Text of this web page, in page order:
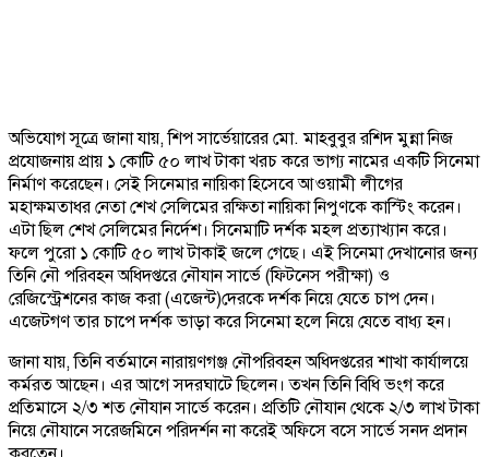
অভিযোগ সূত্রে জানা যায়, শিপ সার্ভেয়ারের মো. মাহবুবুর রশিদ মুন্না নিজ
প্রযোজনায় প্রায় ১ কোটি ৫০ লাখ টাকা খরচ করে ভাগ্য নামের একটি সিনেমা
নির্মাণ করেছেন। সেই সিনেমার নায়িকা হিসেবে আওয়ামী লীগের
মহাক্ষমতাধর নেতা শেখ সেলিমের রক্ষিতা নায়িকা নিপুণকে কাস্টিং করেন।
এটা ছিল শেখ সেলিমের নির্দেশ। সিনেমাটি দর্শক মহল প্রত্যাখ্যান করে।
ফলে পুরো ১ কোটি ৫০ লাখ টাকাই জলে গেছে। এই সিনেমা দেখানোর জন্য
তিনি নৌ পরিবহন অধিদপ্তরে নৌযান সার্ভে (ফিটনেস পরীক্ষা) ও
রেজিস্ট্রেশনের কাজ করা (এজেন্ট)দেরকে দর্শক নিয়ে যেতে চাপ দেন।
এজেটগণ তার চাপে দর্শক ভাড়া করে সিনেমা হলে নিয়ে যেতে বাধ্য হন।
জানা যায়, তিনি বর্তমানে নারায়ণগঞ্জ নৌপরিবহন অধিদপ্তরের শাখা কার্যালয়ে
কর্মরত আছেন। এর আগে সদরঘাটে ছিলেন। তখন তিনি বিধি ভংগ করে
প্রতিমাসে ২/৩ শত নৌযান সার্ভে করেন। প্রতিটি নৌযান থেকে ২/৩ লাখ টাকা
নিয়ে নৌযানে সরেজমিনে পরিদর্শন না করেই অফিসে বসে সার্ভে সনদ প্রদান